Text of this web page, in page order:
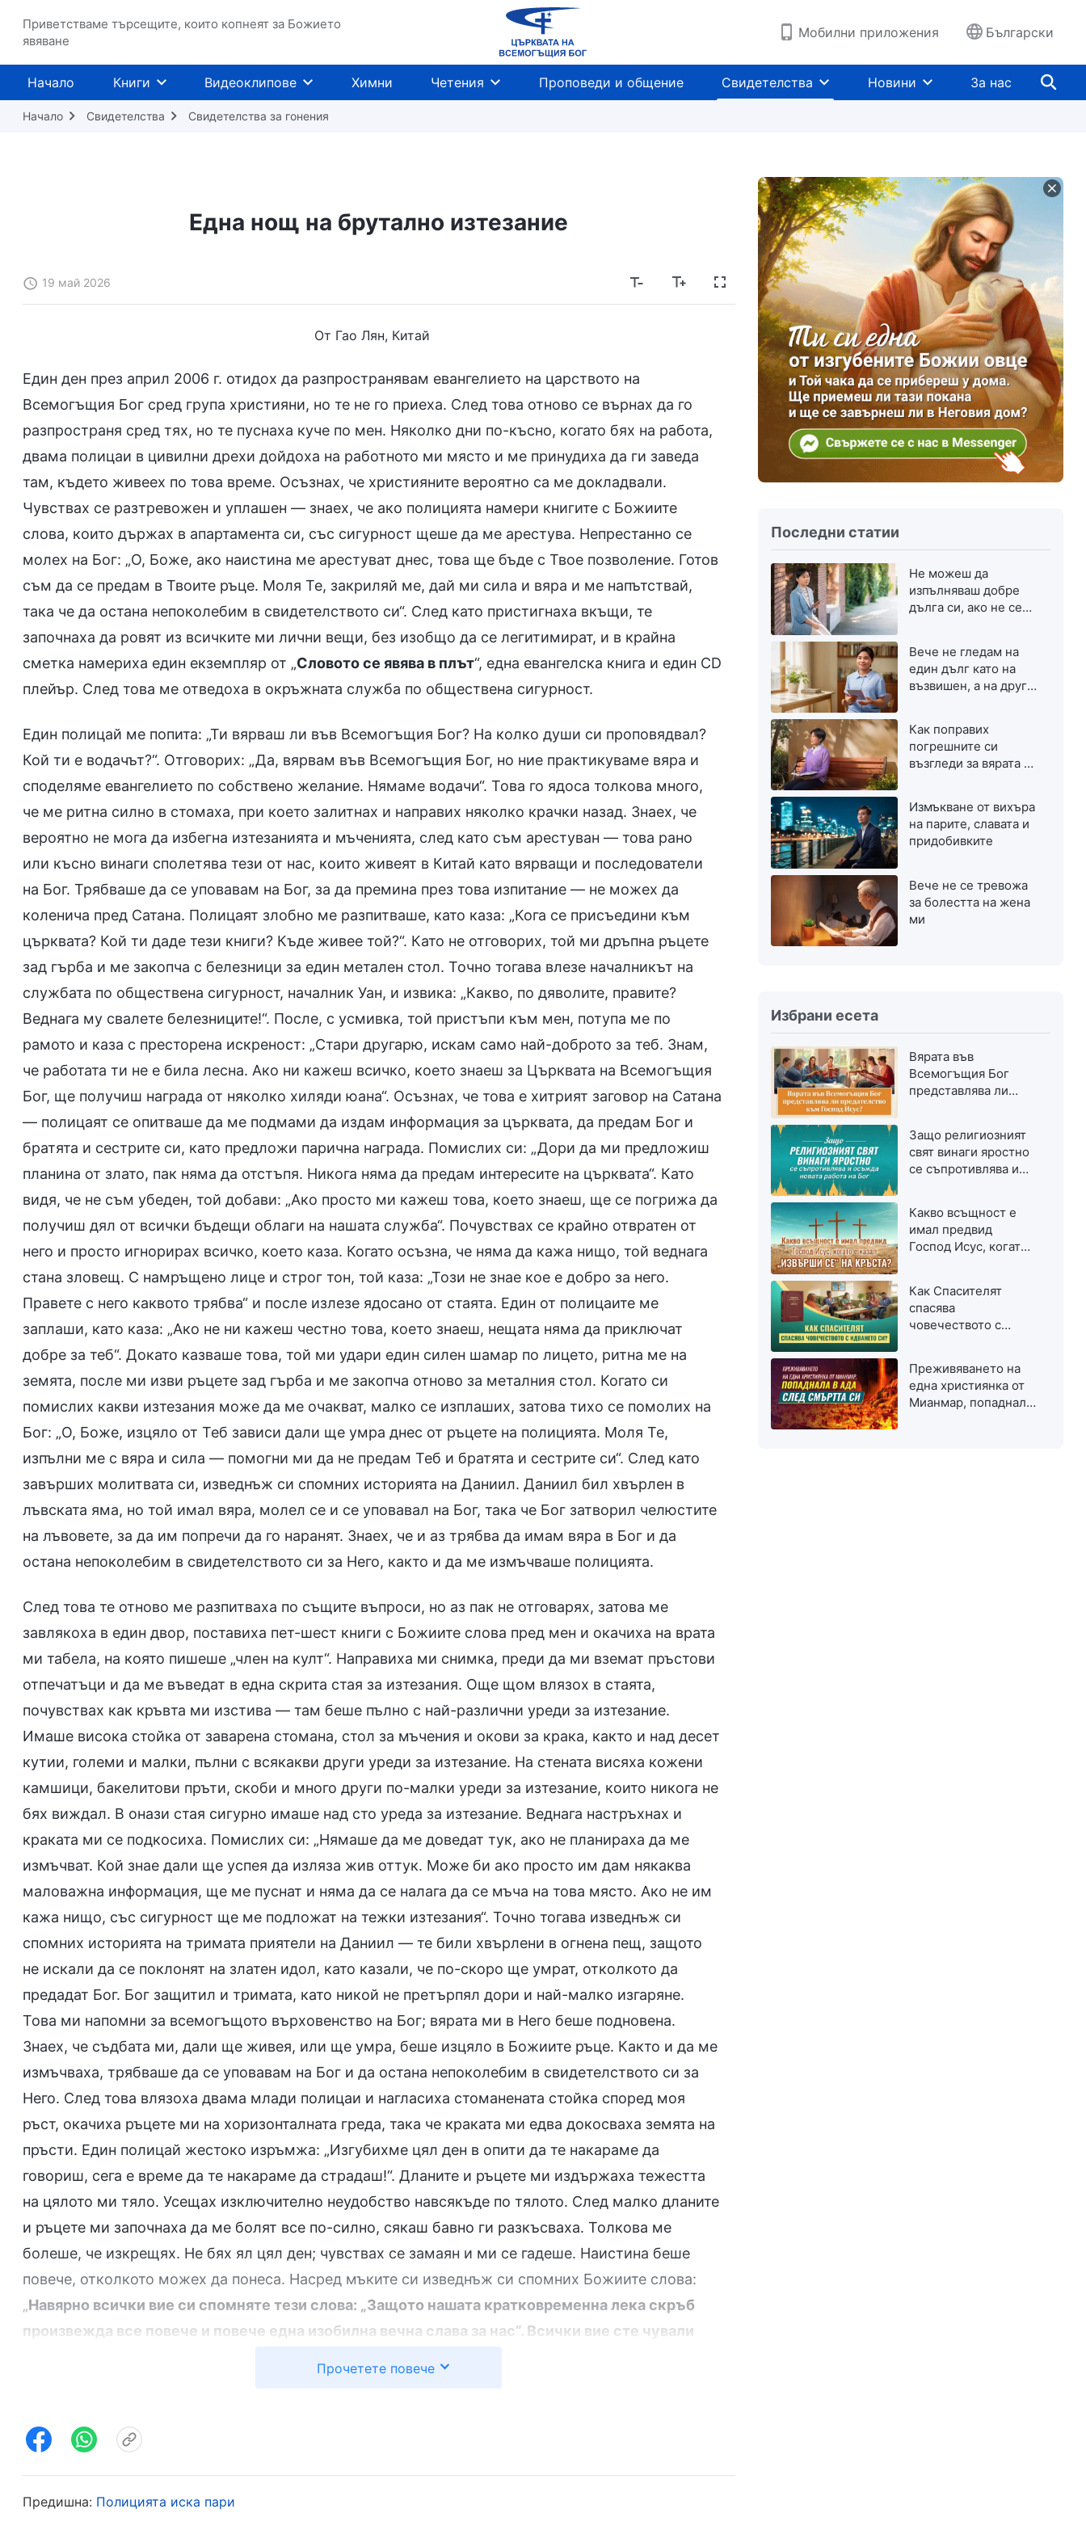
Приветстваме търсещите, които копнеят за Божието
явяване
Мобилни приложения Български
Начало Книги Видеоклипове Химни Четения Проповеди и общение Свидетелства Новини За нас
Начало Свидетелства Свидетелства за гонения
Една нощ на брутално изтезание
19 май 2026
От Гао Лян, Китай
Един ден през април 2006 г. отидох да разпространявам евангелието на царството на
Всемогъщия Бог сред група християни, но те не го приеха. След това отново се върнах да го
разпространя сред тях, но те пуснаха куче по мен. Няколко дни по-късно, когато бях на работа,
двама полицаи в цивилни дрехи дойдоха на работното ми място и ме принудиха да ги заведа
там, където живеех по това време. Осъзнах, че християните вероятно са ме докладвали.
Чувствах се разтревожен и уплашен — знаех, че ако полицията намери книгите с Божиите
слова, които държах в апартамента си, със сигурност щеше да ме арестува. Непрестанно се
молех на Бог: „О, Боже, ако наистина ме арестуват днес, това ще бъде с Твое позволение. Готов
съм да се предам в Твоите ръце. Моля Те, закриляй ме, дай ми сила и вяра и ме напътствай,
така че да остана непоколебим в свидетелството си“. След като пристигнаха вкъщи, те
започнаха да ровят из всичките ми лични вещи, без изобщо да се легитимират, и в крайна
сметка намериха един екземпляр от „Словото се явява в плът“, една евангелска книга и един CD
плейър. След това ме отведоха в окръжната служба по обществена сигурност.
Един полицай ме попита: „Ти вярваш ли във Всемогъщия Бог? На колко души си проповядвал?
Кой ти е водачът?“. Отговорих: „Да, вярвам във Всемогъщия Бог, но ние практикуваме вяра и
споделяме евангелието по собствено желание. Нямаме водачи“. Това го ядоса толкова много,
че ме ритна силно в стомаха, при което залитнах и направих няколко крачки назад. Знаех, че
вероятно не мога да избегна изтезанията и мъченията, след като съм арестуван — това рано
или късно винаги сполетява тези от нас, които живеят в Китай като вярващи и последователи
на Бог. Трябваше да се уповавам на Бог, за да премина през това изпитание — не можех да
коленича пред Сатана. Полицаят злобно ме разпитваше, като каза: „Кога се присъедини към
църквата? Кой ти даде тези книги? Къде живее той?“. Като не отговорих, той ми дръпна ръцете
зад гърба и ме закопча с белезници за един метален стол. Точно тогава влезе началникът на
службата по обществена сигурност, началник Уан, и извика: „Какво, по дяволите, правите?
Веднага му свалете белезниците!“. После, с усмивка, той пристъпи към мен, потупа ме по
рамото и каза с престорена искреност: „Стари другарю, искам само най-доброто за теб. Знам,
че работата ти не е била лесна. Ако ни кажеш всичко, което знаеш за Църквата на Всемогъщия
Бог, ще получиш награда от няколко хиляди юана“. Осъзнах, че това е хитрият заговор на Сатана
— полицаят се опитваше да ме подмами да издам информация за църквата, да предам Бог и
братята и сестрите си, като предложи парична награда. Помислих си: „Дори да ми предложиш
планина от злато, пак няма да отстъпя. Никога няма да предам интересите на църквата“. Като
видя, че не съм убеден, той добави: „Ако просто ми кажеш това, което знаеш, ще се погрижа да
получиш дял от всички бъдещи облаги на нашата служба“. Почувствах се крайно отвратен от
него и просто игнорирах всичко, което каза. Когато осъзна, че няма да кажа нищо, той веднага
стана зловещ. С намръщено лице и строг тон, той каза: „Този не знае кое е добро за него.
Правете с него каквото трябва“ и после излезе ядосано от стаята. Един от полицаите ме
заплаши, като каза: „Ако не ни кажеш честно това, което знаеш, нещата няма да приключат
добре за теб“. Докато казваше това, той ми удари един силен шамар по лицето, ритна ме на
земята, после ми изви ръцете зад гърба и ме закопча отново за металния стол. Когато си
помислих какви изтезания може да ме очакват, малко се изплаших, затова тихо се помолих на
Бог: „О, Боже, изцяло от Теб зависи дали ще умра днес от ръцете на полицията. Моля Те,
изпълни ме с вяра и сила — помогни ми да не предам Теб и братята и сестрите си“. След като
завърших молитвата си, изведнъж си спомних историята на Даниил. Даниил бил хвърлен в
лъвската яма, но той имал вяра, молел се и се уповавал на Бог, така че Бог затворил челюстите
на лъвовете, за да им попречи да го наранят. Знаех, че и аз трябва да имам вяра в Бог и да
остана непоколебим в свидетелството си за Него, както и да ме измъчваше полицията.
След това те отново ме разпитваха по същите въпроси, но аз пак не отговарях, затова ме
завлякоха в един двор, поставиха пет-шест книги с Божиите слова пред мен и окачиха на врата
ми табела, на която пишеше „член на култ“. Направиха ми снимка, преди да ми вземат пръстови
отпечатъци и да ме въведат в една скрита стая за изтезания. Още щом влязох в стаята,
почувствах как кръвта ми изстива — там беше пълно с най-различни уреди за изтезание.
Имаше висока стойка от заварена стомана, стол за мъчения и окови за крака, както и над десет
кутии, големи и малки, пълни с всякакви други уреди за изтезание. На стената висяха кожени
камшици, бакелитови пръти, скоби и много други по-малки уреди за изтезание, които никога не
бях виждал. В онази стая сигурно имаше над сто уреда за изтезание. Веднага настръхнах и
краката ми се подкосиха. Помислих си: „Нямаше да ме доведат тук, ако не планираха да ме
измъчват. Кой знае дали ще успея да изляза жив оттук. Може би ако просто им дам някаква
маловажна информация, ще ме пуснат и няма да се налага да се мъча на това място. Ако не им
кажа нищо, със сигурност ще ме подложат на тежки изтезания“. Точно тогава изведнъж си
спомних историята на тримата приятели на Даниил — те били хвърлени в огнена пещ, защото
не искали да се поклонят на златен идол, като казали, че по-скоро ще умрат, отколкото да
предадат Бог. Бог защитил и тримата, като никой не претърпял дори и най-малко изгаряне.
Това ми напомни за всемогъщото върховенство на Бог; вярата ми в Него беше подновена.
Знаех, че съдбата ми, дали ще живея, или ще умра, беше изцяло в Божиите ръце. Както и да ме
измъчваха, трябваше да се уповавам на Бог и да остана непоколебим в свидетелството си за
Него. След това влязоха двама млади полицаи и нагласиха стоманената стойка според моя
ръст, окачиха ръцете ми на хоризонталната греда, така че краката ми едва докосваха земята на
пръсти. Един полицай жестоко изръмжа: „Изгубихме цял ден в опити да те накараме да
говориш, сега е време да те накараме да страдаш!“. Дланите и ръцете ми издържаха тежестта
на цялото ми тяло. Усещах изключително неудобство навсякъде по тялото. След малко дланите
и ръцете ми започнаха да ме болят все по-силно, сякаш бавно ги разкъсваха. Толкова ме
болеше, че изкрещях. Не бях ял цял ден; чувствах се замаян и ми се гадеше. Наистина беше
повече, отколкото можех да понеса. Насред мъките си изведнъж си спомних Божиите слова:
„Навярно всички вие си спомняте тези слова: „Защото нашата кратковременна лека скръб
произвежда все повече и повече една изобилна вечна слава за нас“. Всички вие сте чували
земята, където той лежи свит. Големият червен змей преследва Бог и е Негов враг и затова
делото на Бог. Толкова просто ли е Божието дело, колкото си представя човек?)
Прочетете повече
Предишна: Полицията иска пари
Последни статии
Не можеш да
изпълняваш добре
дълга си, ако не се
Вече не гледам на
един дълг като на
възвишен, а на друг
Как поправих
погрешните си
възгледи за вярата в
Измъкване от вихъра
на парите, славата и
придобивките
Вече не се тревожа
за болестта на жена
ми
Избрани есета
Вярата във
Всемогъщия Бог
представлява ли
Защо религиозният
свят винаги яростно
се съпротивлява и
Какво всъщност е
имал предвид
Господ Исус, когато
Как Спасителят
спасява
човечеството с
Преживяването на
една християнка от
Мианмар, попаднала